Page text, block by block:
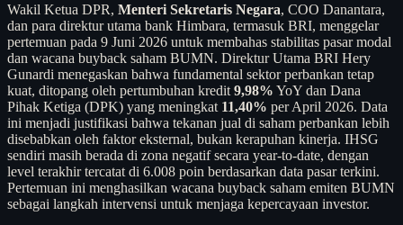
Wakil Ketua DPR, Menteri Sekretaris Negara, COO Danantara,
dan para direktur utama bank Himbara, termasuk BRI, menggelar
pertemuan pada 9 Juni 2026 untuk membahas stabilitas pasar modal
dan wacana buyback saham BUMN. Direktur Utama BRI Hery
Gunardi menegaskan bahwa fundamental sektor perbankan tetap
kuat, ditopang oleh pertumbuhan kredit 9,98% YoY dan Dana
Pihak Ketiga (DPK) yang meningkat 11,40% per April 2026. Data
ini menjadi justifikasi bahwa tekanan jual di saham perbankan lebih
disebabkan oleh faktor eksternal, bukan kerapuhan kinerja. IHSG
sendiri masih berada di zona negatif secara year-to-date, dengan
level terakhir tercatat di 6.008 poin berdasarkan data pasar terkini.
Pertemuan ini menghasilkan wacana buyback saham emiten BUMN
sebagai langkah intervensi untuk menjaga kepercayaan investor.